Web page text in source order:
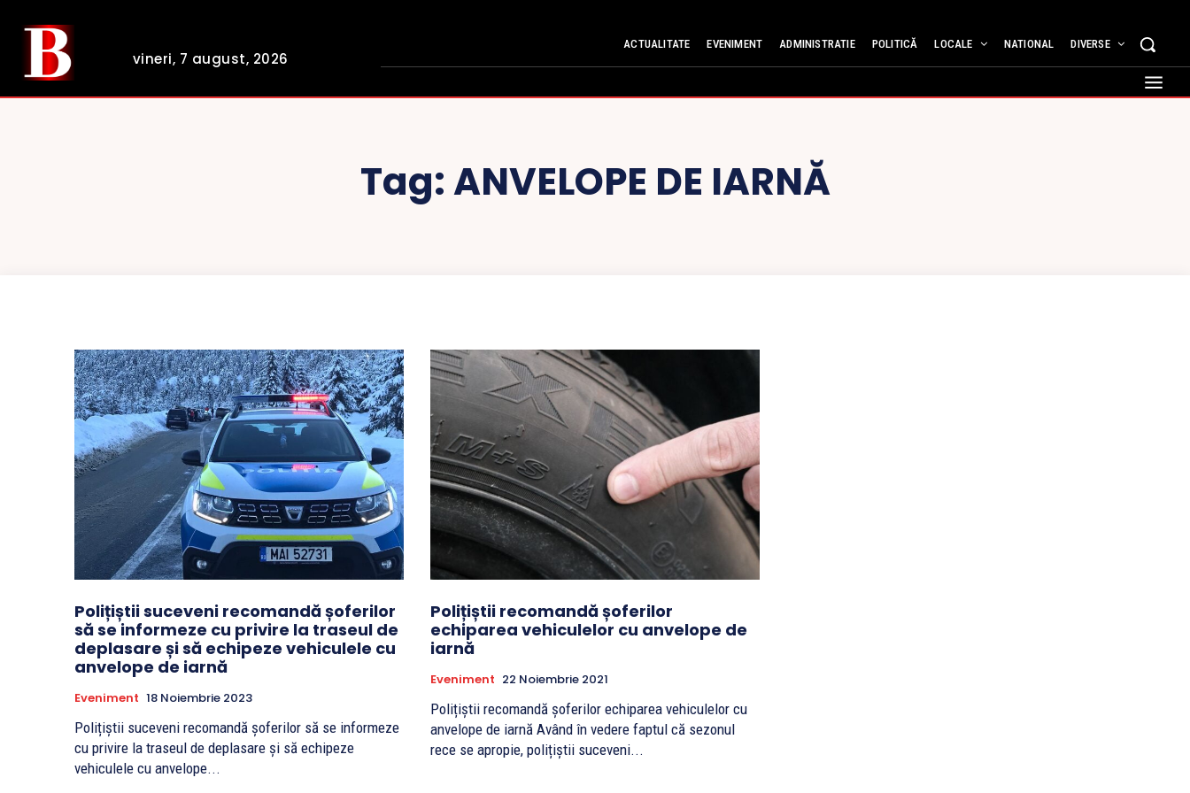
vineri, 7 august, 2026
ACTUALITATE EVENIMENT ADMINISTRATIE POLITICĂ LOCALE NATIONAL DIVERSE
Tag:ANVELOPE DE IARNĂ
Polițiștii suceveni recomandă șoferilor
să se informeze cu privire la traseul de
deplasare și să echipeze vehiculele cu
anvelope de iarnă
Eveniment 18 Noiembrie 2023
Polițiștii suceveni recomandă șoferilor să se informeze
cu privire la traseul de deplasare și să echipeze
vehiculele cu anvelope...
Polițiștii recomandă șoferilor
echiparea vehiculelor cu anvelope de
iarnă
Eveniment 22 Noiembrie 2021
Polițiștii recomandă șoferilor echiparea vehiculelor cu
anvelope de iarnă Având în vedere faptul că sezonul
rece se apropie, polițiștii suceveni...